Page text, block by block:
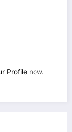
Profile now.